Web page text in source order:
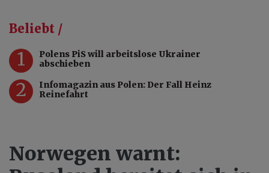
Beliebt /
1
Polens PiS will arbeitslose Ukrainer
abschieben
2
Infomagazin aus Polen: Der Fall Heinz
Reinefahrt
Norwegen warnt: